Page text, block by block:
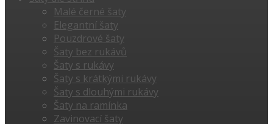
Malé černé šaty
Elegantní šaty
Pouzdrové šaty
Šaty bez rukávů
Šaty s rukávy
Šaty s krátkými rukávy
Šaty s dlouhými rukávy
Šaty na ramínka
Zavinovací šaty